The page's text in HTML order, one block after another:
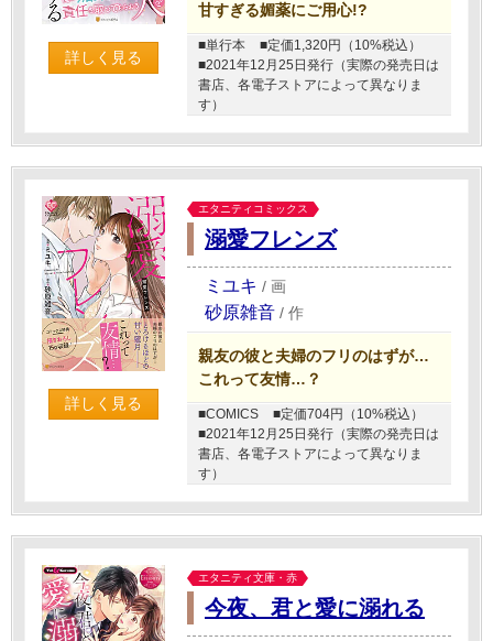
詳しく見る
甘すぎる媚薬にご用心!?
■単行本
■定価1,320円（10%税込）
■2021年12月25日発行（実際の発売日は
書店、各電子ストアによって異なりま
す）
詳しく見る
エタニティコミックス
溺愛フレンズ
ミユキ / 画
砂原雑音 / 作
親友の彼と夫婦のフリのはずが…
これって友情…？
■COMICS
■定価704円（10%税込）
■2021年12月25日発行（実際の発売日は
書店、各電子ストアによって異なりま
す）
エタニティ文庫・赤
今夜、君と愛に溺れる